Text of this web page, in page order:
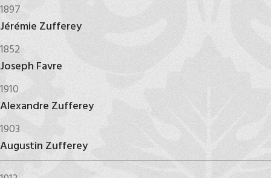
1897
Jérémie Zufferey
1852
Joseph Favre
1910
Alexandre Zufferey
1903
Augustin Zufferey